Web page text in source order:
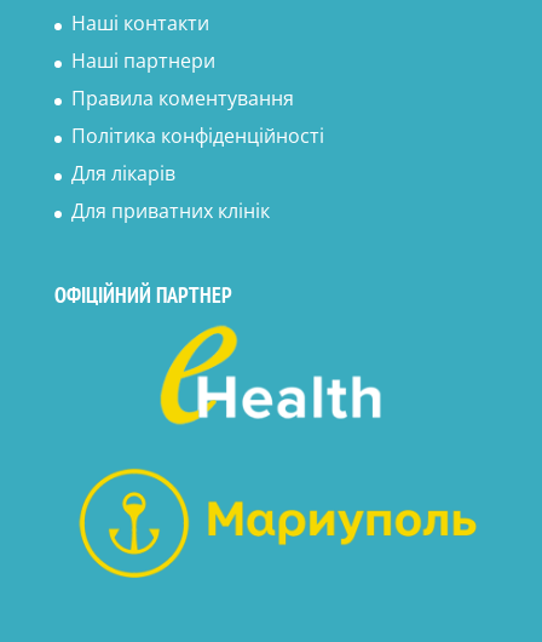
Наші контакти
Наші партнери
Правила коментування
Політика конфіденційності
Для лікарів
Для приватних клінік
ОФІЦІЙНИЙ ПАРТНЕР